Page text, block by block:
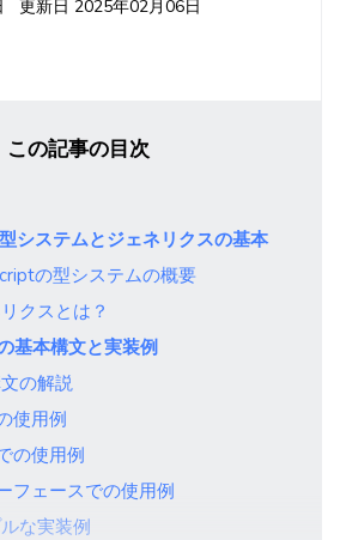
更新日 2025年02月06日
この記事の目次
システムとジェネリクスの基本
の型システムの概要
クスとは？
基本構文と実装例
の解説
使用例
の使用例
フェースでの使用例
な実装例